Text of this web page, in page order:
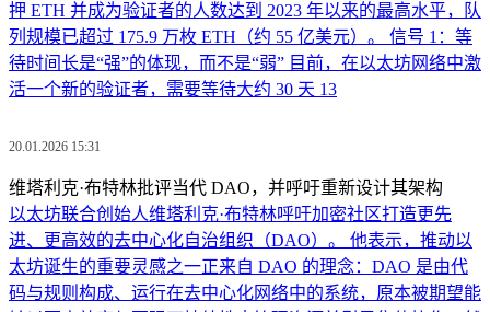
押 ETH 并成为验证者的人数达到 2023 年以来的最高水平，队
列规模已超过 175.9 万枚 ETH（约 55 亿美元）。 信号 1：等
待时间长是“强”的体现，而不是“弱” 目前，在以太坊网络中激
活一个新的验证者，需要等待大约 30 天 13
20.01.2026 15:31
维塔利克·布特林批评当代 DAO，并呼吁重新设计其架构
以太坊联合创始人维塔利克·布特林呼吁加密社区打造更先
进、更高效的去中心化自治组织（DAO）。 他表示，推动以
太坊诞生的重要灵感之一正来自 DAO 的理念：DAO 是由代
码与规则构成、运行在去中心化网络中的系统，原本被期望能